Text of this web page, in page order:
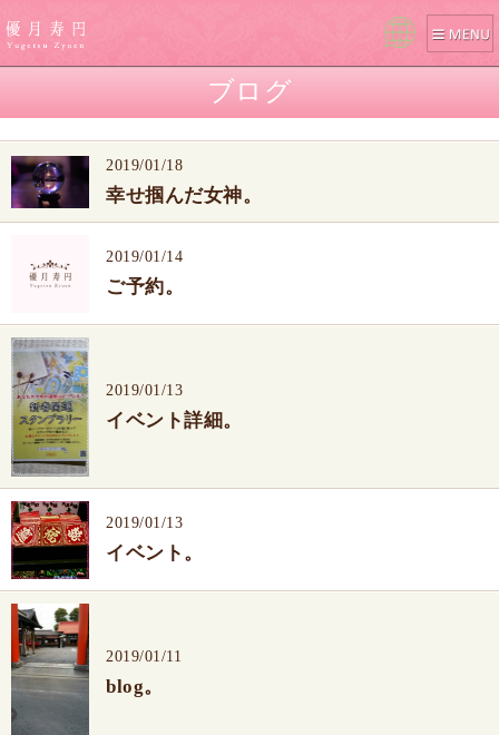
ブログ
2019/01/18
幸せ掴んだ女神。
2019/01/14
ご予約。
2019/01/13
イベント詳細。
2019/01/13
イベント。
2019/01/11
blog。